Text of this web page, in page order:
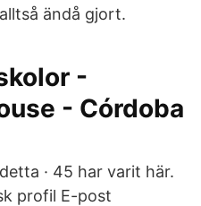
ändå gjort.
-
- Córdoba
· 45 har varit här.
profil E-post